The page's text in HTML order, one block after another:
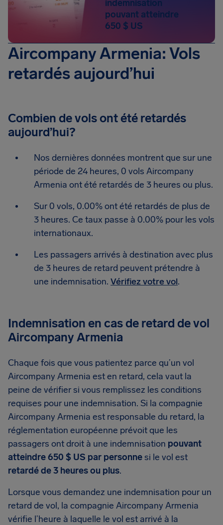
indemnisation
pouvant atteindre
650 $ US
Aircompany Armenia: Vols
retardés aujourd’hui
Combien de vols ont été retardés
aujourd’hui?
Nos dernières données montrent que sur une
période de 24 heures, 0 vols Aircompany
Armenia ont été retardés de 3 heures ou plus.
Sur 0 vols, 0.00% ont été retardés de plus de
3 heures. Ce taux passe à 0.00% pour les vols
internationaux.
Les passagers arrivés à destination avec plus
de 3 heures de retard peuvent prétendre à
une indemnisation. Vérifiez votre vol.
Indemnisation en cas de retard de vol
Aircompany Armenia
Chaque fois que vous patientez parce qu’un vol
Aircompany Armenia est en retard, cela vaut la
peine de vérifier si vous remplissez les conditions
requises pour une indemnisation. Si la compagnie
Aircompany Armenia est responsable du retard, la
réglementation européenne prévoit que les
passagers ont droit à une indemnisation pouvant
atteindre 650 $ US par personnesi le vol est
retardé de 3 heures ou plus.
Lorsque vous demandez une indemnisation pour un
retard de vol, la compagnie Aircompany Armenia
vérifie l’heure à laquelle le vol est arrivé à la